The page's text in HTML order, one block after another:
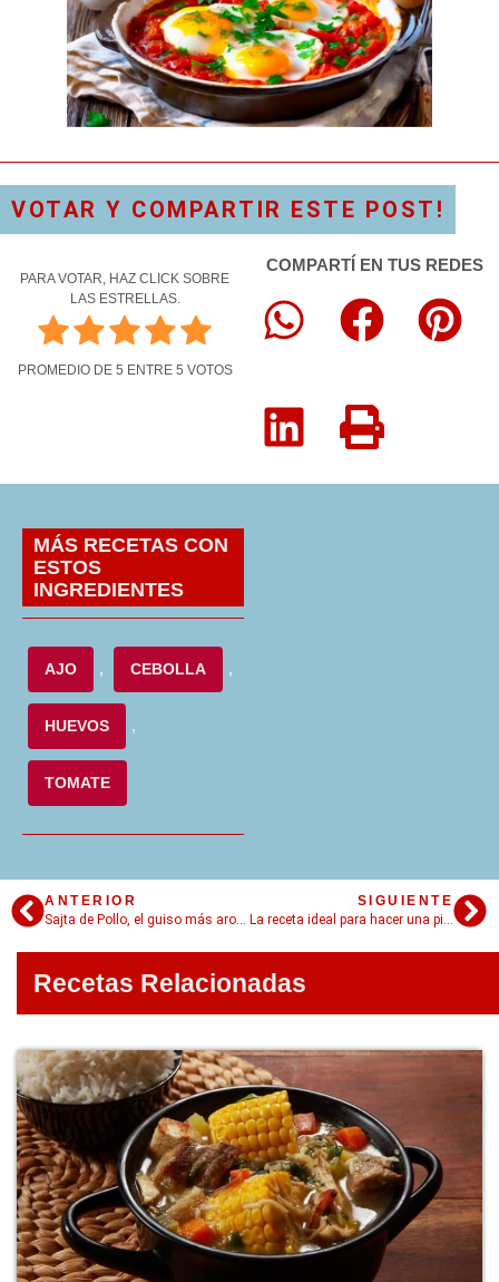
VOTAR Y COMPARTIR ESTE POST!
PARA VOTAR, HAZ CLICK SOBRE
LAS ESTRELLAS.
PROMEDIO DE 5 ENTRE 5 VOTOS
COMPARTÍ EN TUS REDES
MÁS RECETAS CON
ESTOS
INGREDIENTES
AJO , CEBOLLA ,
HUEVOS ,
TOMATE
ANTERIOR
Sajta de Pollo, el guiso más aromático de Bolivia
SIGUIENTE
La receta ideal para hacer una picante y sabrosa Salsa Macha mexicana
Recetas Relacionadas